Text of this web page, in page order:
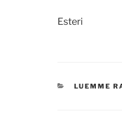
Esteri
LUEMME